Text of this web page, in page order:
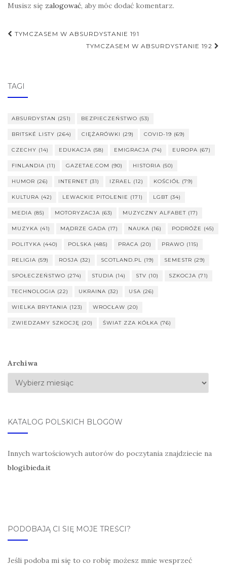
Musisz się zalogować, aby móc dodać komentarz.
Nawigacja
TYMCZASEM W ABSURDYSTANIE 191
TYMCZASEM W ABSURDYSTANIE 192
TAGI
ABSURDYSTAN (251) BEZPIECZEŃSTWO (53)
BRITSKÉ LISTY (264) CIĘŻARÓWKI (29) COVID-19 (69)
CZECHY (14) EDUKACJA (58) EMIGRACJA (74) EUROPA (67)
FINLANDIA (11) GAZETAE.COM (90) HISTORIA (50)
HUMOR (26) INTERNET (31) IZRAEL (12) KOŚCIÓŁ (79)
KULTURA (42) LEWACKIE PITOLENIE (171) LGBT (34)
MEDIA (85) MOTORYZACJA (63) MUZYCZNY ALFABET (17)
MUZYKA (41) MĄDRZE GADA (17) NAUKA (16) PODRÓŻE (45)
POLITYKA (440) POLSKA (485) PRACA (20) PRAWO (115)
RELIGIA (59) ROSJA (32) SCOTLAND.PL (19) SEMESTR (29)
SPOŁECZEŃSTWO (274) STUDIA (14) STV (10) SZKOCJA (71)
TECHNOLOGIA (22) UKRAINA (32) USA (26)
WIELKA BRYTANIA (123) WROCŁAW (20)
ZWIEDZAMY SZKOCJĘ (20) ŚWIAT ZZA KÓŁKA (76)
Archiwa
KATALOG POLSKICH BLOGÓW
Innych wartościowych autorów do poczytania znajdziecie na
blogi.bieda.it
PODOBAJĄ CI SIĘ MOJE TREŚCI?
Jeśli podoba mi się to co robię możesz mnie wesprzeć